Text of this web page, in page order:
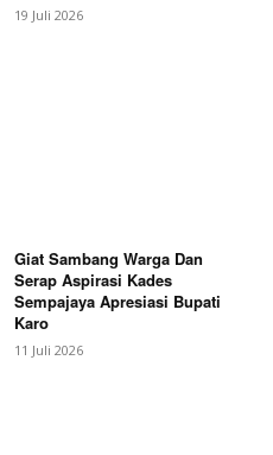
19 Juli 2026
Giat Sambang Warga Dan
Serap Aspirasi Kades
Sempajaya Apresiasi Bupati
Karo
11 Juli 2026